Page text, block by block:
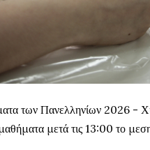
των Πανελληνίων 2026 -
μετά τις 13:00 το